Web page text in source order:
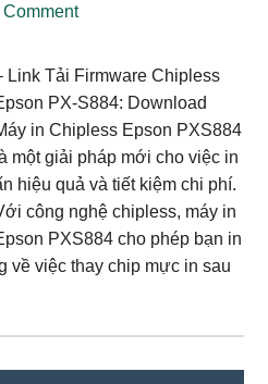
Comment
Link Tải Firmware Chipless
PX-S884: Download
in Chipless Epson PXS884
một giải pháp mới cho việc in
hiệu quả và tiết kiệm chi phí.
công nghệ chipless, máy in
PXS884 cho phép bạn in
về việc thay chip mực in sau